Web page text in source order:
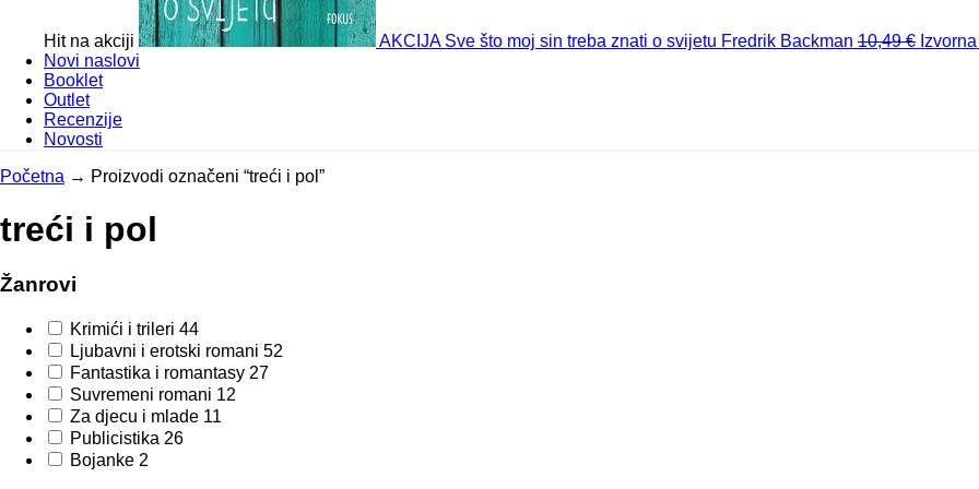
Hit na akciji AKCIJA Sve što moj sin treba znati o svijetu Fredrik Backman 10,49€
Novi naslovi
Booklet
Outlet
Recenzije
Novosti
Početna → Proizvodi označeni “treći i pol”
treći i pol
Žanrovi
Krimići i trileri 44
Ljubavni i erotski romani 52
Fantastika i romantasy 27
Suvremeni romani 12
Za djecu i mlade 11
Publicistika 26
Bojanke 2